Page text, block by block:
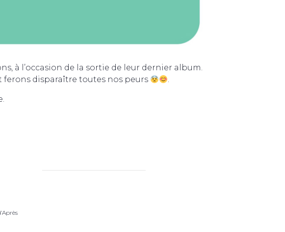
à l’occasion de la sortie de leur dernier album.
ferons disparaître toutes nos peurs
.